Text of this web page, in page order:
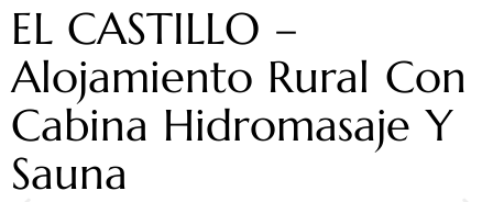
EL CASTILLO –
Alojamiento Rural Con
Cabina Hidromasaje Y
Sauna